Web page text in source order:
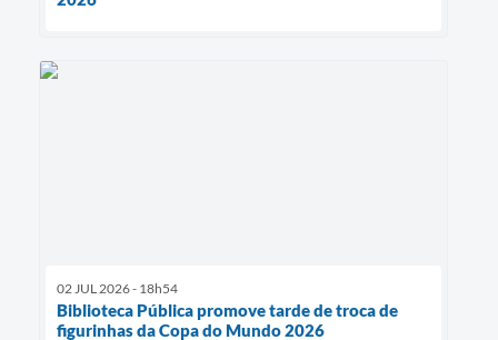
02 JUL 2026 - 18h54
Biblioteca Pública promove tarde de troca de
figurinhas da Copa do Mundo 2026